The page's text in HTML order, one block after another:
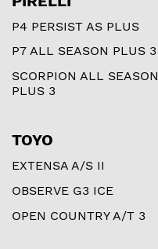
P4 PERSIST AS PLUS
P7 ALL SEASON PLUS 3
SCORPION ALL SEASON
PLUS 3
TOYO
EXTENSA A/S II
OBSERVE G3 ICE
OPEN COUNTRY A/T 3